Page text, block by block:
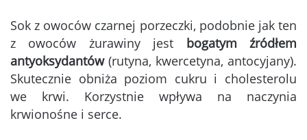
Sok z owoców czarnej porzeczki, podobnie jak ten
z owoców żurawiny jest bogatym źródłem
antyoksydantów(rutyna, kwercetyna, antocyjany).
Skutecznie obniża poziom cukru i cholesterolu
we krwi. Korzystnie wpływa na naczynia
krwionośne i serce.